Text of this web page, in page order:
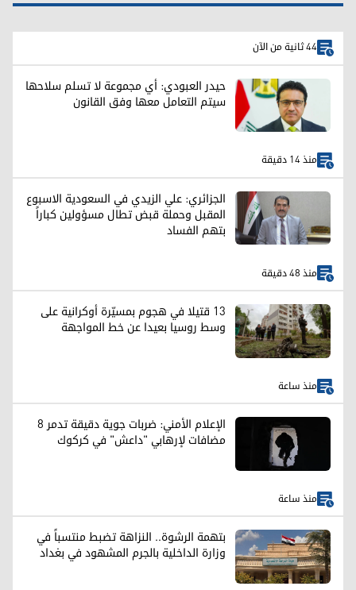
44 ثانية من الآن
حيدر العبودي: أي مجموعة لا تسلم سلاحها
سيتم التعامل معها وفق القانون
منذ 14 دقيقة
الجزائري: علي الزيدي في السعودية الاسبوع
المقبل وحملة قبض تطال مسؤولين كباراً
بتهم الفساد
منذ 48 دقيقة
13 قتيلا في هجوم بمسيّرة أوكرانية على
وسط روسيا بعيدا عن خط المواجهة
منذ ساعة
الإعلام الأمني: ضربات جوية دقيقة تدمر 8
مضافات لإرهابي "داعش" في كركوك
منذ ساعة
بتهمة الرشوة.. النزاهة تضبط منتسباً في
وزارة الداخلية بالجرم المشهود في بغداد